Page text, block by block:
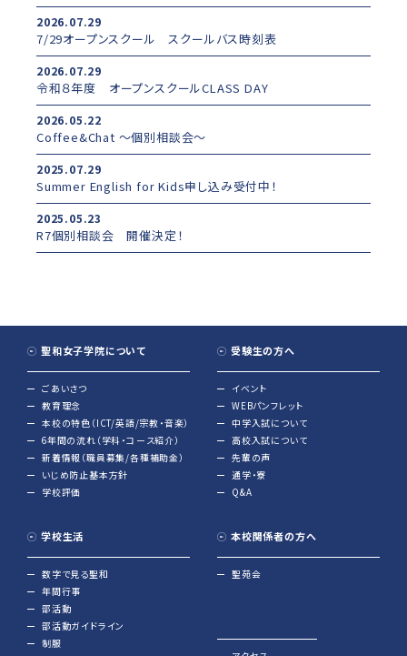
2026.07.29
7/29オープンスクール スクールバス時刻表
2026.07.29
令和８年度 オープンスクールCLASS DAY
2026.05.22
Coffee&Chat ～個別相談会～
2025.07.29
Summer English for Kids申し込み受付中！
2025.05.23
R7個別相談会 開催決定！
聖和女子学院について
ごあいさつ
教育理念
本校の特色（ICT/英語/宗教・音楽）
6年間の流れ（学科・コース紹介）
新着情報（職員募集/各種補助金）
いじめ防止基本方針
学校評価
学校生活
数字で見る聖和
年間行事
部活動
部活動ガイドライン
制服
受験生の方へ
イベント
WEBパンフレット
中学入試について
高校入試について
先輩の声
通学・寮
Q&A
本校関係者の方へ
聖苑会